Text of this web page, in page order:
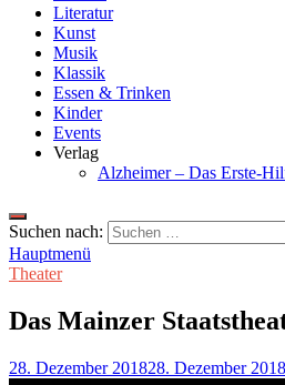
Literatur
Kunst
Musik
Klassik
Essen & Trinken
Kinder
Events
Verlag
Alzheimer – Das Erste-
Suchen nach:
Hauptmenü
Theater
Das Mainzer
28. Dezember 201828. Dezember 2018